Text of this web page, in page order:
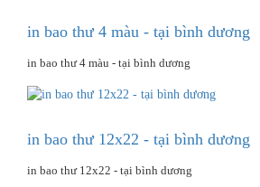
in bao thư 4 màu - tại bình dương
in bao thư 4 màu - tại bình dương
in bao thư 12x22 - tại bình dương
in bao thư 12x22 - tại bình dương